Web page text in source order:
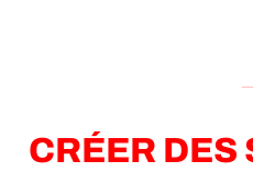
CRÉER DES